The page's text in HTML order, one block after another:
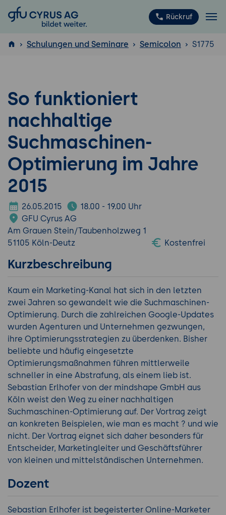
GFU Cyrus AG Rückruf
ISTQB
Schulungen und Seminare Semicolon S1775
So funktioniert
nachhaltige
Suchmaschinen-
Optimierung im Jahre
2015
26.05.2015
18.00 - 19.00 Uhr
GFU Cyrus AG
Am Grauen Stein/Taubenholzweg 1
51105 Köln-Deutz
Kostenfrei
Kurzbeschreibung
Kaum ein Marketing-Kanal hat sich in den letzten
zwei Jahren so gewandelt wie die Suchmaschinen-
Optimierung. Durch die zahlreichen Google-Updates
wurden Agenturen und Unternehmen gezwungen,
ihre Optimierungsstrategien zu überdenken. Bisher
beliebte und häufig eingesetzte
Optimierungsmaßnahmen führen mittlerweile
schneller in eine Abstrafung, als einem lieb ist.
Sebastian Erlhofer von der mindshape GmbH aus
Köln weist den Weg zu einer nachhaltigen
Suchmaschinen-Optimierung auf. Der Vortrag zeigt
an konkreten Beispielen, wie man es macht ? und wie
nicht. Der Vortrag eignet sich daher besonders für
Entscheider, Marketingleiter und Geschäftsführer
von kleinen und mittelständischen Unternehmen.
Dozent
Sebastian Erlhofer ist begeisterter Online-Marketer